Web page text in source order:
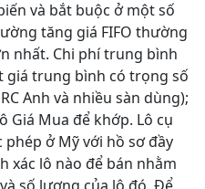
và bắt buộc ở một số
tăng giá FIFO thường
nhất. Chi phí trung bình
trung bình có trọng số
Anh và nhiều sàn dùng);
Giá Mua để khớp. Lô cụ
ở Mỹ với hồ sơ đầy
xác lô nào để bán nhằm